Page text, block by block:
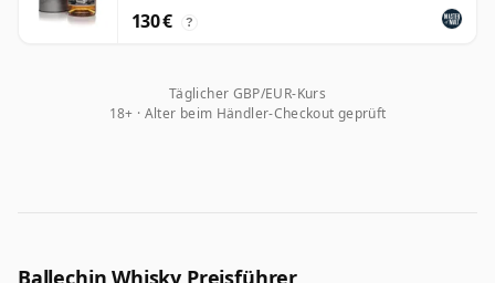
130 € ?
Täglicher GBP/EUR-Kurs
18+ · Alter beim Händler-Checkout geprüft